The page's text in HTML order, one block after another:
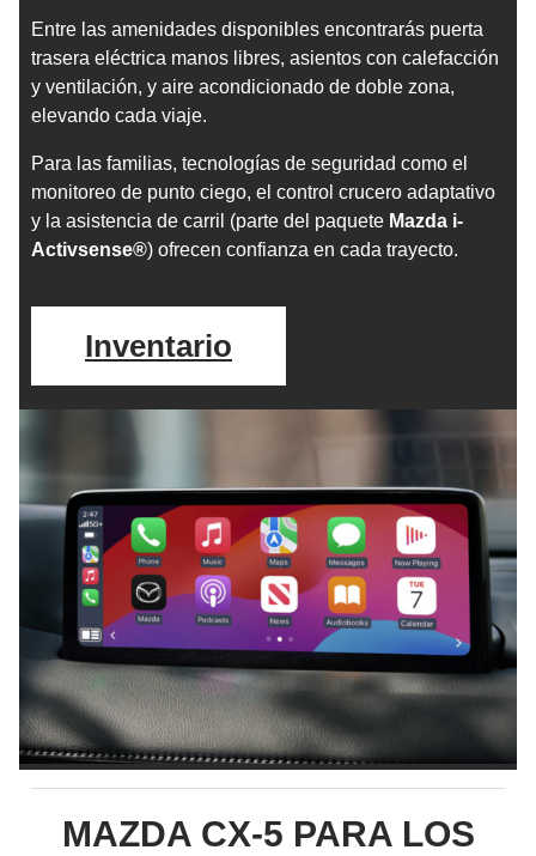
Entre las amenidades disponibles encontrarás puerta
trasera eléctrica manos libres, asientos con calefacción
y ventilación, y aire acondicionado de doble zona,
elevando cada viaje.
Para las familias, tecnologías de seguridad como el
monitoreo de punto ciego, el control crucero adaptativo
y la asistencia de carril (parte del paquete Mazda i-
Activsense®) ofrecen confianza en cada trayecto.
Inventario
MAZDA CX-5 PARA LOS